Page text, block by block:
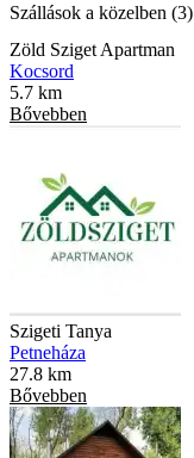
Szállások a közelben (3)
Zöld Sziget Apartman
Kocsord
5.7 km
Bővebben
Szigeti Tanya
Petneháza
27.8 km
Bővebben